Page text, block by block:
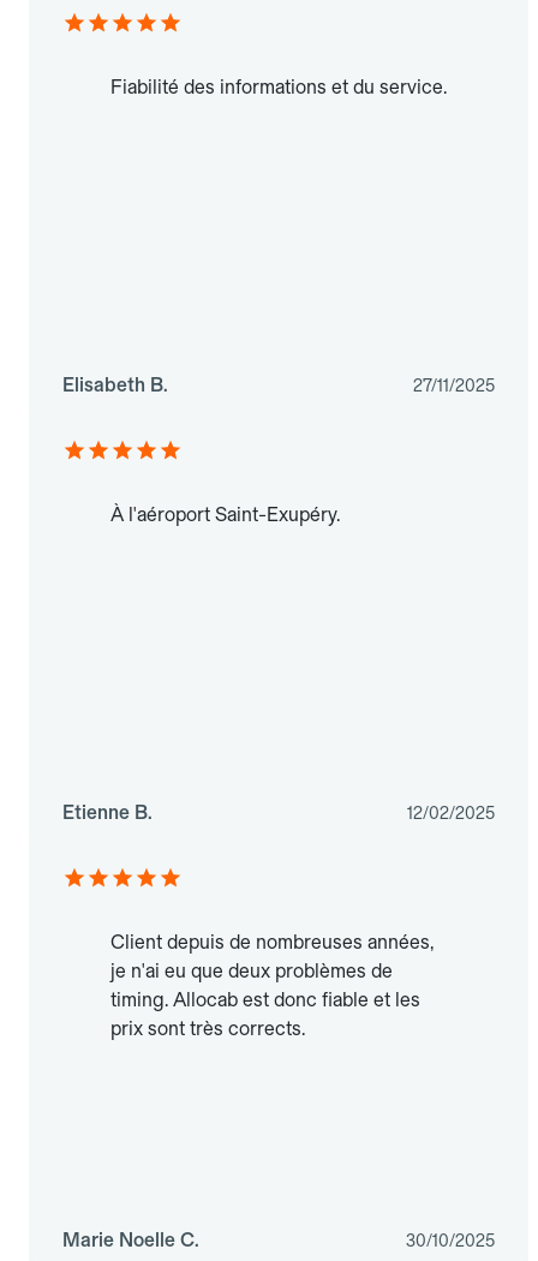
Fiabilité des informations et du service.
Elisabeth B. 27/11/2025
À l'aéroport Saint-Exupéry.
Etienne B. 12/02/2025
Client depuis de nombreuses années,
je n'ai eu que deux problèmes de
timing. Allocab est donc fiable et les
prix sont très corrects.
Marie Noelle C. 30/10/2025